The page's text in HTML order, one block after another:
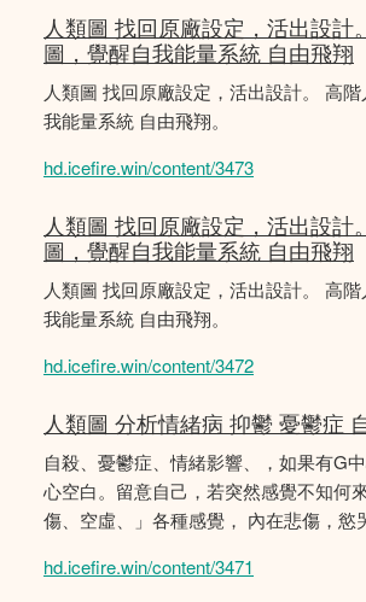
人類圖 找回原廠設定，活出設計
圖，覺醒自我能量系統 自由飛翔
人類圖 找回原廠設定，活出設計。 高
我能量系統 自由飛翔。
hd.icefire.win/content/3473
人類圖 找回原廠設定，活出設計
圖，覺醒自我能量系統 自由飛翔
人類圖 找回原廠設定，活出設計。 高
我能量系統 自由飛翔。
hd.icefire.win/content/3472
人類圖 分析情緒病 抑鬱 憂鬱症
自殺、憂鬱症、情緒影響、，如果有G
心空白。留意自己，若突然感覺不知何
傷、空虛、」各種感覺， 內在悲傷，慾
hd.icefire.win/content/3471